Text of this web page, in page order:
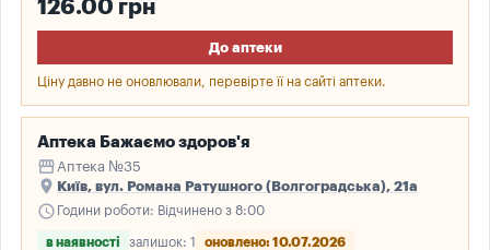
126.00 грн
До аптеки
Ціну давно не оновлювали, перевірте її на сайті аптеки.
Аптека Бажаємо здоров'я
storefront Аптека №35
place Київ, вул. Романа Ратушного (Волгоградська), 21а
schedule Години роботи: Відчинено з 8:00
в наявності залишок: 1 оновлено: 10.07.2026